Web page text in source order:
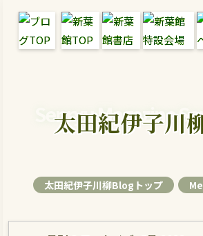
Senryu Magazine
太田紀伊子川
太田紀伊子川柳Blogトップ